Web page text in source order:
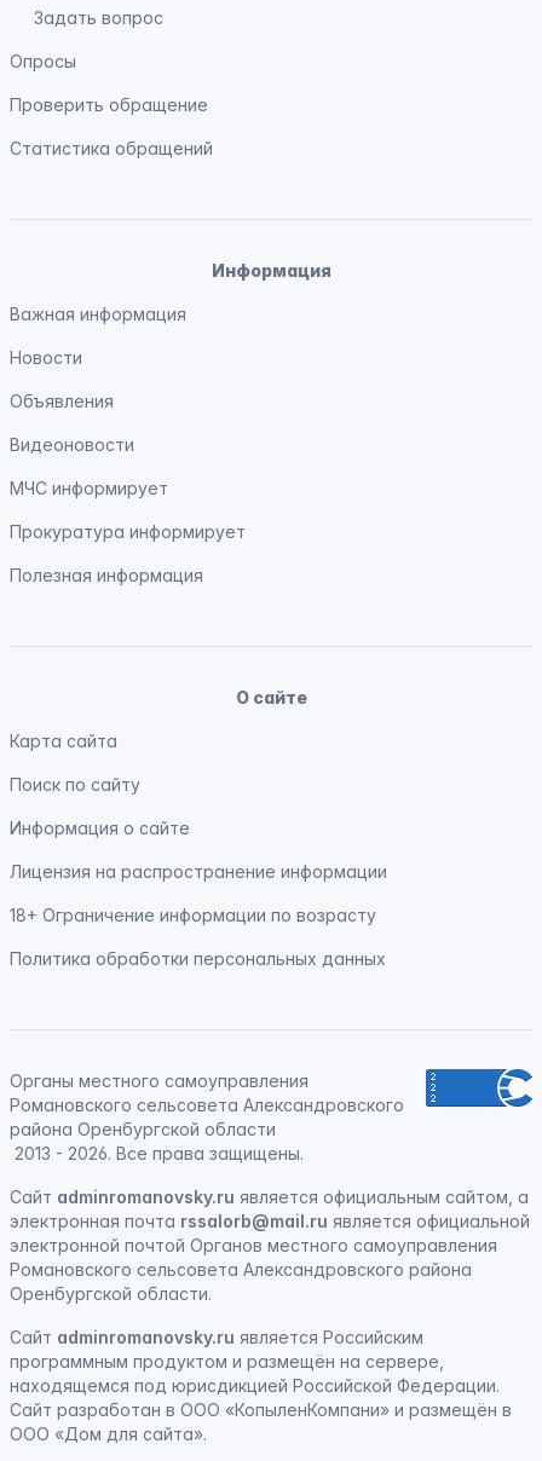
Задать вопрос
Опросы
Проверить обращение
Статистика обращений
Информация
Важная информация
Новости
Объявления
Видеоновости
МЧС информирует
Прокуратура информирует
Полезная информация
О сайте
Карта сайта
Поиск по сайту
Информация о сайте
Лицензия на распространение информации
18+ Ограничение информации по возрасту
Политика обработки персональных данных
Органы местного самоуправления
Романовского сельсовета Александровского
района Оренбургской области
2013 - 2026. Все права защищены.
Сайт adminromanovsky.ru является официальным сайтом, а
электронная почта rssalorb@mail.ru является официальной
электронной почтой Органов местного самоуправления
Романовского сельсовета Александровского района
Оренбургской области.
Сайт adminromanovsky.ru является Российским
программным продуктом и размещён на сервере,
находящемся под юрисдикцией Российской Федерации.
Сайт разработан в ООО «КопыленКомпани» и размещён в
ООО «Дом для сайта».